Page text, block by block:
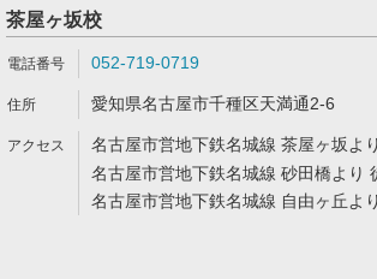
茶屋ヶ坂校
052-719-0719
愛知県名古屋市千種区天満通2-6
名古屋市営地下鉄名城線 茶屋ヶ坂よ
名古屋市営地下鉄名城線 砂田橋より
名古屋市営地下鉄名城線 自由ヶ丘よ